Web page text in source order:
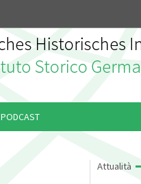
Attualità
PODCAST